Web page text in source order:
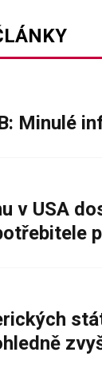
Minulé
v USA